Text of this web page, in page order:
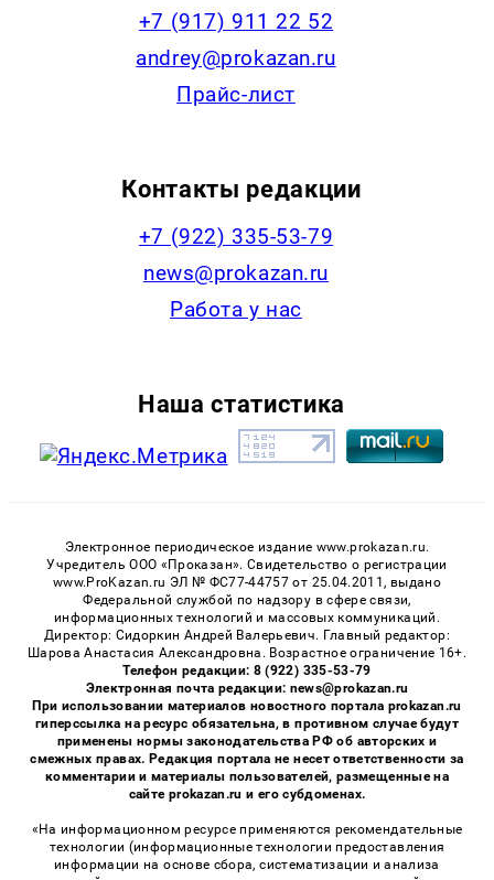
+7 (917) 911 22 52
andrey@prokazan.ru
Прайс-лист
Контакты редакции
+7 (922) 335-53-79
news@prokazan.ru
Работа у нас
Наша статистика
Электронное периодическое издание www.prokazan.ru.
Учредитель ООО «Проказан». Cвидетельство о регистрации
www.ProKazan.ru ЭЛ № ФС77-44757 от 25.04.2011, выдано
Федеральной службой по надзору в сфере связи,
информационных технологий и массовых коммуникаций.
Директор: Сидоркин Андрей Валерьевич. Главный редактор:
Шарова Анастасия Александровна. Возрастное ограничение 16+.
Телефон редакции: 8 (922) 335-53-79
Электронная почта редакции: news@prokazan.ru
При использовании материалов новостного портала prokazan.ru
гиперссылка на ресурс обязательна, в противном случае будут
применены нормы законодательства РФ об авторских и
смежных правах. Редакция портала не несет ответственности за
комментарии и материалы пользователей, размещенные на
сайте prokazan.ru и его субдоменах.
«На информационном ресурсе применяются рекомендательные
технологии (информационные технологии предоставления
информации на основе сбора, систематизации и анализа